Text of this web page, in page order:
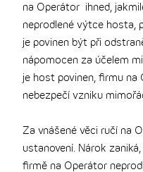
na Operátor ihned,
neprodlené výtce hosta,
je povinen být při
nápomocen za účelem
je host povinen, firmu na
nebezpečí vzniku
Za vnášené věci ručí na
ustanovení. Nárok
firmě na Operátor